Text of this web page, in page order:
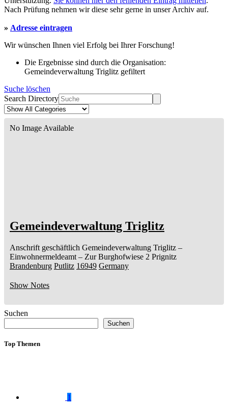
Nach Prüfung nehmen wir diese sehr gerne in unser Archiv auf.
» Adresse eintragen
Wir wünschen Ihnen viel Erfolg bei Ihrer Forschung!
Die Ergebnisse sind durch die Organisation:
Gemeindeverwaltung Triglitz gefiltert
Suche löschen
Search Directory
No Image Available
Gemeindeverwaltung Triglitz
Anschrift geschäftlich Gemeindeverwaltung Triglitz –
Einwohnermeldeamt – Zur Burghofwiese 2 Prignitz
Brandenburg Putlitz 16949 Germany
Show Notes
Suchen
Suchen
Top Themen
1